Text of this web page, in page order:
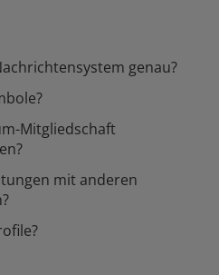
genau?
Mitgliedschaft
mit anderen